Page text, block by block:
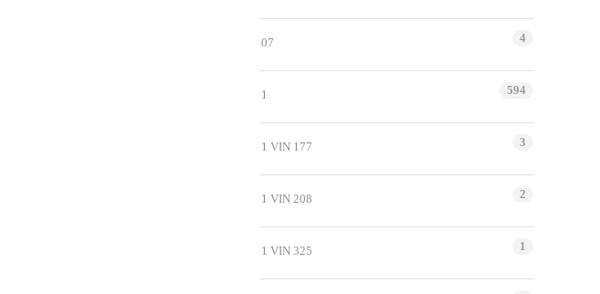
07 4
1 594
1 VIN 177 3
1 VIN 208 2
1 VIN 325 1